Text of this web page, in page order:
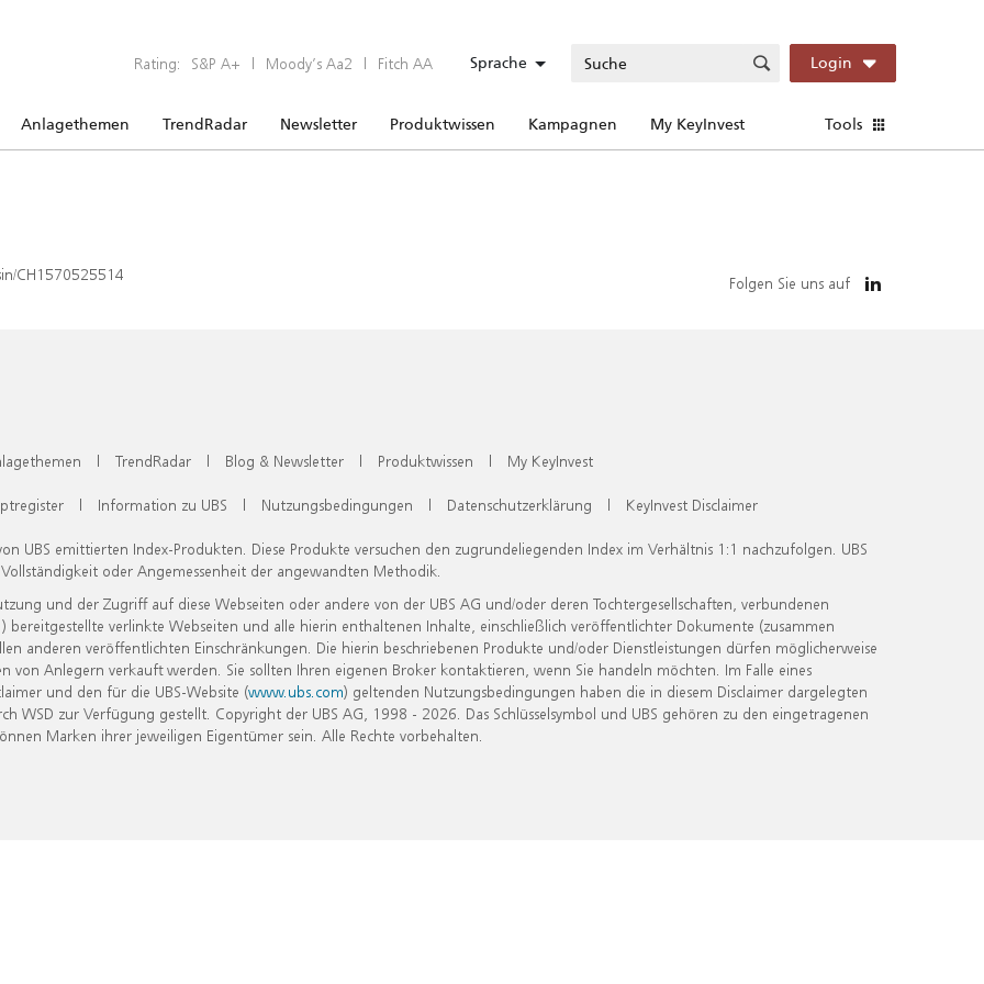
Rating: S&P A+ | Moody’s Aa2 | Fitch AA Sprache Login
Anlagethemen TrendRadar Newsletter Produktwissen Kampagnen My KeyInvest Tools
CH1570525514 Folgen Sie uns auf
| TrendRadar | Blog & Newsletter | Produktwissen | My KeyInvest
| Information zu UBS | Nutzungsbedingungen | Datenschutzerklärung | KeyInvest Disclaimer
UBS emittierten Index-Produkten. Diese Produkte versuchen den zugrundeliegenden Index im Verhältnis 1:1 nachzufolgen. UBS
oder Angemessenheit der angewandten Methodik.
und der Zugriff auf diese Webseiten oder andere von der UBS AG und/oder deren Tochtergesellschaften, verbundenen
verlinkte Webseiten und alle hierin enthaltenen Inhalte, einschließlich veröffentlichter Dokumente (zusammen
anderen veröffentlichten Einschränkungen. Die hierin beschriebenen Produkte und/oder Dienstleistungen dürfen möglicherweise
Anlegern verkauft werden. Sie sollten Ihren eigenen Broker kontaktieren, wenn Sie handeln möchten. Im Falle eines
und den für die UBS-Website (www.ubs.com) geltenden Nutzungsbedingungen haben die in diesem Disclaimer dargelegten
zur Verfügung gestellt. Copyright der UBS AG, 1998 - 2026. Das Schlüsselsymbol und UBS gehören zu den eingetragenen
Marken ihrer jeweiligen Eigentümer sein. Alle Rechte vorbehalten.